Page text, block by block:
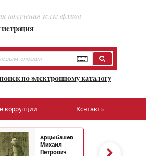
получения услуг архива
по электронному каталогу
коррупции Контакты
Арцыбашев
Михаил
Петрович